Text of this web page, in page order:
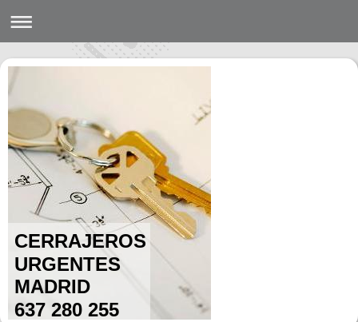
CERRAJEROS
URGENTES
MADRID
637 280 255